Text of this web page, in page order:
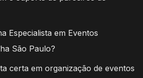
Especialista em Eventos
São Paulo?
certa em organização de eventos